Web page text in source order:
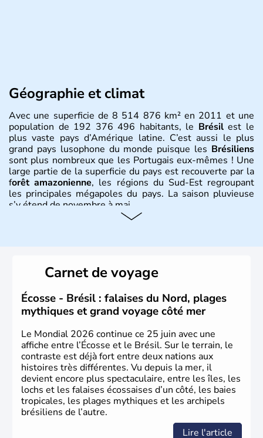
Géographie et climat
Avec une superficie de 8 514 876 km² en 2011 et une
population de 192 376 496 habitants, le Brésilest le
plus vaste pays d’Amérique latine. C’est aussi le plus
grand pays lusophone du monde puisque les Brésiliens
sont plus nombreux que les Portugais eux-mêmes ! Une
large partie de la superficie du pays est recouverte par la
forêt amazonienne, les régions du Sud-Est regroupant
les principales mégapoles du pays. La saison pluvieuse
s’y étend de novembre à mai.
du Brésil ont été atteintes par le portugais Cabral en
1500. Durant le XVIe siècle, de très nombreux esclaves
venus d'Afrique ont permis une large exploitation des
ressources en sucre du pays.
Carnet de voyage
Écosse - Brésil : falaises du Nord, plages
mythiques et grand voyage côté mer
Le Mondial 2026 continue ce 25 juin avec une
affiche entre l’Écosse et le Brésil. Sur le terrain, le
contraste est déjà fort entre deux nations aux
histoires très différentes. Vu depuis la mer, il
devient encore plus spectaculaire, entre les îles, les
lochs et les falaises écossaises d’un côté, les baies
tropicales, les plages mythiques et les archipels
brésiliens de l’autre.
Lire l'article